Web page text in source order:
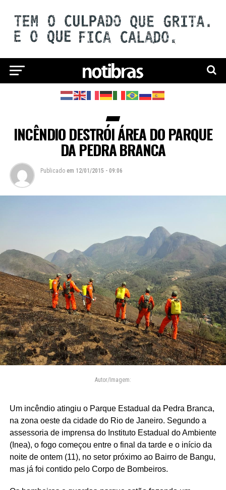
INCÊNDIO DESTRÓI ÁREA DO PARQUE
DA PEDRA BRANCA
Publicado em 12/01/2015 - 09:06
Autor/Imagem:
Um incêndio atingiu o Parque Estadual da Pedra Branca,
na zona oeste da cidade do Rio de Janeiro. Segundo a
assessoria de imprensa do Instituto Estadual do Ambiente
(Inea), o fogo começou entre o final da tarde e o início da
noite de ontem (11), no setor próximo ao Bairro de Bangu,
mas já foi contido pelo Corpo de Bombeiros.